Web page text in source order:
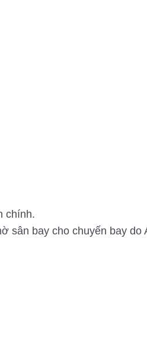
chính.
sân bay cho chuyến bay do